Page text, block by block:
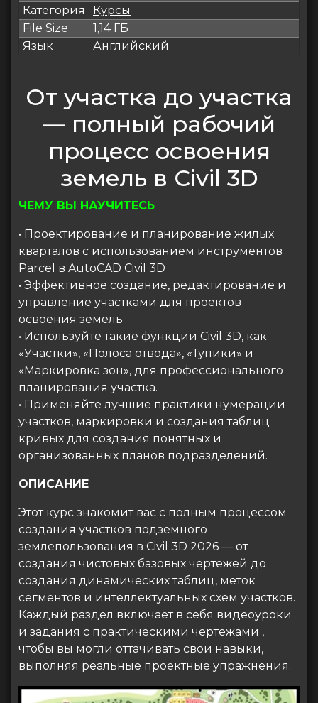
Категория
Курсы
File Size
1,14 ГБ
Язык
Английский
От участка до участка
— полный рабочий
процесс освоения
земель в Civil 3D
ЧЕМУ ВЫ НАУЧИТЕСЬ
• Проектирование и планирование жилых
кварталов с использованием инструментов
Parcel в AutoCAD Civil 3D
• Эффективное создание, редактирование и
управление участками для проектов
освоения земель
• Используйте такие функции Civil 3D, как
«Участки», «Полоса отвода», «Тупики» и
«Маркировка зон», для профессионального
планирования участка.
• Применяйте лучшие практики нумерации
участков, маркировки и создания таблиц
кривых для создания понятных и
организованных планов подразделений.
ОПИСАНИЕ
Этот курс знакомит вас с полным процессом
создания участков подземного
землепользования в Civil 3D 2026 — от
создания чистовых базовых чертежей до
создания динамических таблиц, меток
сегментов и интеллектуальных схем участков.
Каждый раздел включает в себя видеоуроки
и задания с практическими чертежами ,
чтобы вы могли оттачивать свои навыки,
выполняя реальные проектные упражнения.